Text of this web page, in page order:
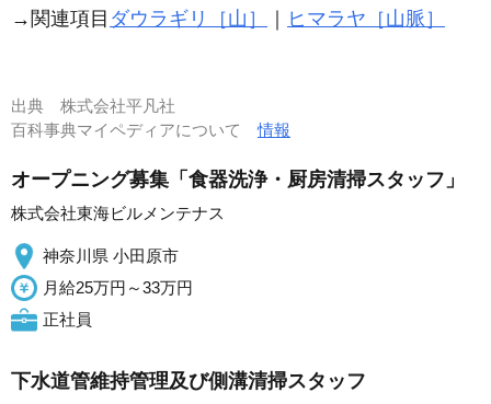
→関連項目 ダウラギリ［山］ ヒマラヤ［山脈］
出典 株式会社平凡社
百科事典マイペディアについて情報
オープニング募集「食器洗浄・厨房清掃スタッフ」
株式会社東海ビルメンテナス
神奈川県 小田原市
月給25万円～33万円
正社員
下水道管維持管理及び側溝清掃スタッフ